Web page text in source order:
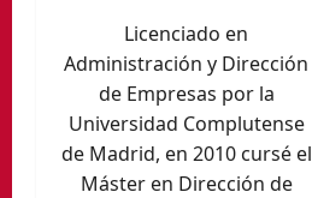
Licenciado en
Administración y Dirección
de Empresas por la
Universidad Complutense
de Madrid, en 2010 cursé el
Máster en Dirección de